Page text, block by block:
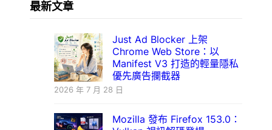
最新文章
Just Ad Blocker 上架
Chrome Web Store：以
Manifest V3 打造的輕量隱私
優先廣告攔截器
2026 年 7 月 28 日
Mozilla 發布 Firefox 153.0：